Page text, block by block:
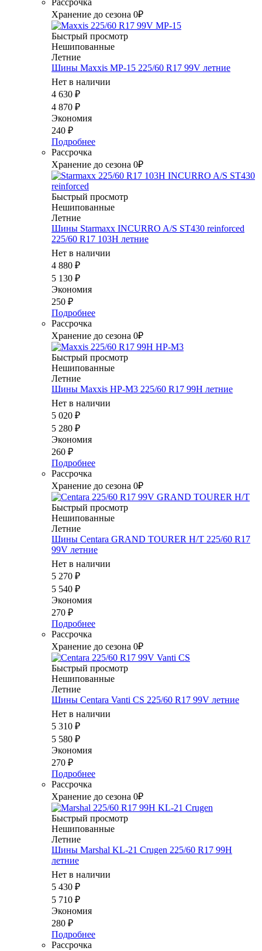
Рассрочка
Хранение до сезона 0₽
Быстрый просмотр
Нешипованные
Летние
Шины Maxxis MP-15 225/60 R17 99V летние
Нет в наличии
4 630 ₽
4 870 ₽
Экономия
240 ₽
Подробнее
Рассрочка
Хранение до сезона 0₽
Быстрый просмотр
Нешипованные
Летние
Шины Starmaxx INCURRO A/S ST430 reinforced
225/60 R17 103H летние
Нет в наличии
4 880 ₽
5 130 ₽
Экономия
250 ₽
Подробнее
Рассрочка
Хранение до сезона 0₽
Быстрый просмотр
Нешипованные
Летние
Шины Maxxis HP-M3 225/60 R17 99H летние
Нет в наличии
5 020 ₽
5 280 ₽
Экономия
260 ₽
Подробнее
Рассрочка
Хранение до сезона 0₽
Быстрый просмотр
Нешипованные
Летние
Шины Centara GRAND TOURER H/T 225/60 R17
99V летние
Нет в наличии
5 270 ₽
5 540 ₽
Экономия
270 ₽
Подробнее
Рассрочка
Хранение до сезона 0₽
Быстрый просмотр
Нешипованные
Летние
Шины Centara Vanti CS 225/60 R17 99V летние
Нет в наличии
5 310 ₽
5 580 ₽
Экономия
270 ₽
Подробнее
Рассрочка
Хранение до сезона 0₽
Быстрый просмотр
Нешипованные
Летние
Шины Marshal KL-21 Crugen 225/60 R17 99H
летние
Нет в наличии
5 430 ₽
5 710 ₽
Экономия
280 ₽
Подробнее
Рассрочка